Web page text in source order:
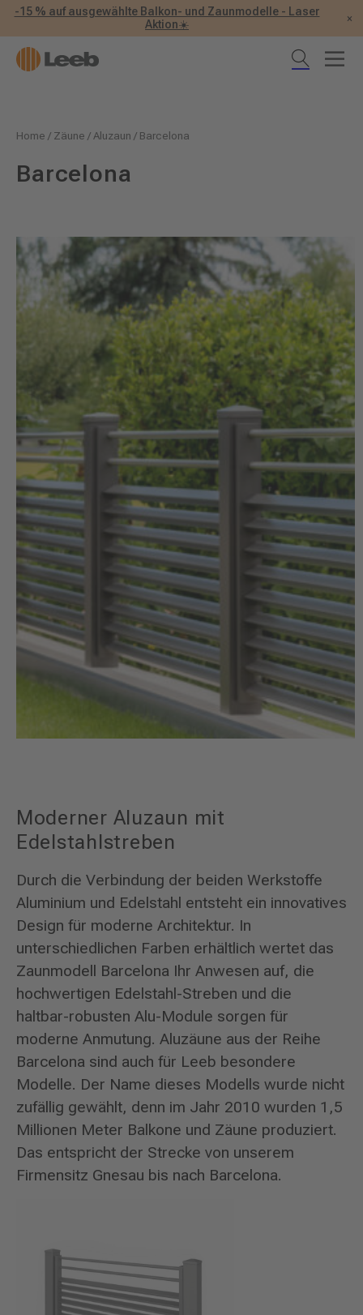
-15 % auf ausgewählte Balkon- und Zaunmodelle - Laser
Aktion☀️
×
Home / Zäune /Aluzaun / Barcelona
Barcelona
Moderner Aluzaun mit
Edelstahlstreben
Durch die Verbindung der beiden Werkstoffe
Aluminium und Edelstahl entsteht ein innovatives
Design für moderne Architektur. In
unterschiedlichen Farben erhältlich wertet das
Zaunmodell Barcelona Ihr Anwesen auf, die
hochwertigen Edelstahl-Streben und die
haltbar-robusten Alu-Module sorgen für
moderne Anmutung. Aluzäune aus der Reihe
Barcelona sind auch für Leeb besondere
Modelle. Der Name dieses Modells wurde nicht
zufällig gewählt, denn im Jahr 2010 wurden 1,5
Millionen Meter Balkone und Zäune produziert.
Das entspricht der Strecke von unserem
Firmensitz Gnesau bis nach Barcelona.